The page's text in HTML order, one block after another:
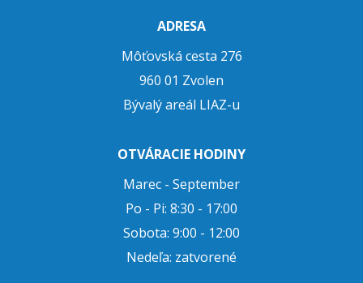
ADRESA
Môťovská cesta 276
960 01 Zvolen
Bývalý areál LIAZ-u
OTVÁRACIE HODINY
Marec - September
Po - Pi: 8:30 - 17:00
Sobota: 9:00 - 12:00
Nedeľa: zatvorené